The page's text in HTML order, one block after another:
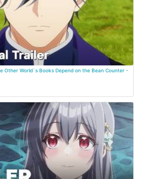
Other World`s Books Depend on the Bean Counter -